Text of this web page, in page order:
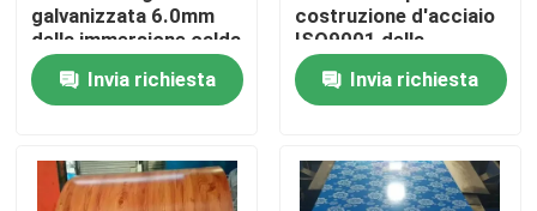
Bobina d'acciaio di GI
Tondino di acciaio inossidabile
galvanizzata 6.0mm
della immersione calda
rivestimento ondulato
dello zinco dello
strato di 1500mm - di
Invia richiesta
costruzione d'acciaio
ISO9001 della
immersione calda
600mm della bobina di
gi
Invia richiesta